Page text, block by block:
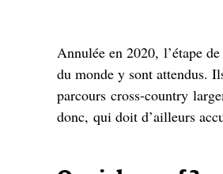
Annulée en 2020, l’étape
du monde y sont attendus.
parcours cross-country
donc, qui doit d’ailleurs